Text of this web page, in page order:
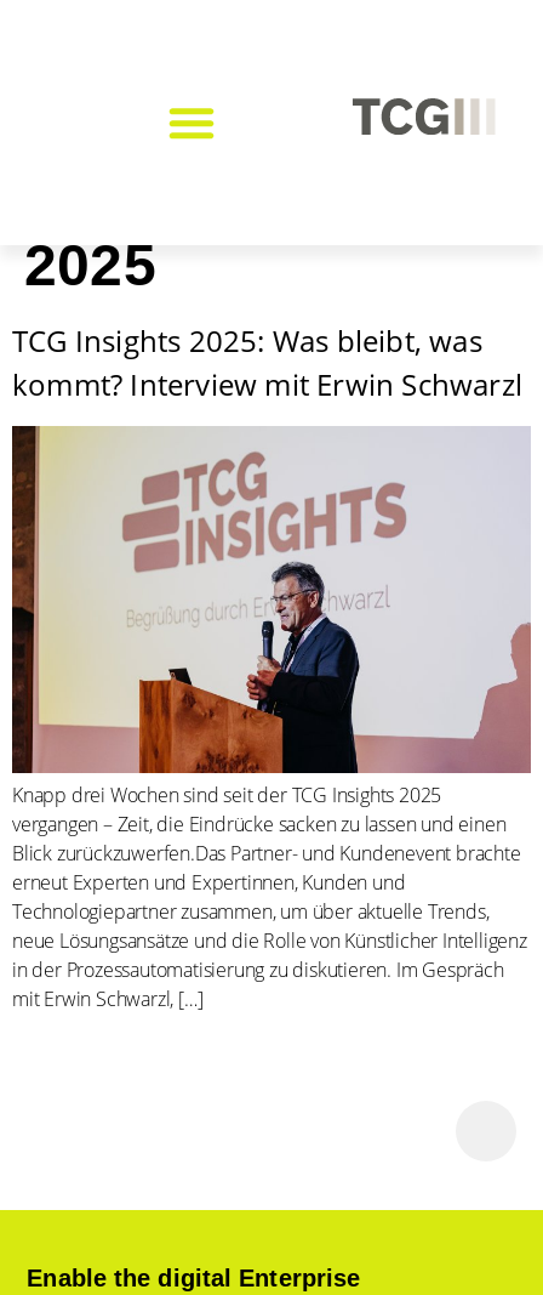
2025
TCG Insights 2025: Was bleibt, was
kommt? Interview mit Erwin Schwarzl
Knapp drei Wochen sind seit der TCG Insights 2025
vergangen – Zeit, die Eindrücke sacken zu lassen und einen
Blick zurückzuwerfen.Das Partner- und Kundenevent brachte
erneut Experten und Expertinnen, Kunden und
Technologiepartner zusammen, um über aktuelle Trends,
neue Lösungsansätze und die Rolle von Künstlicher Intelligenz
in der Prozessautomatisierung zu diskutieren. Im Gespräch
mit Erwin Schwarzl, […]
Enable the digital Enterprise